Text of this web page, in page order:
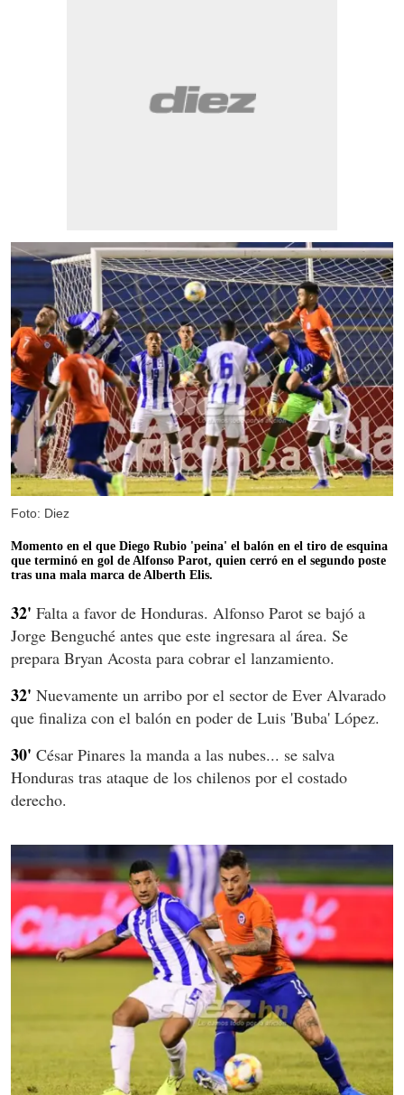
Foto: Diez
Momento en el que Diego Rubio 'peina' el balón en el tiro de esquina
que terminó en gol de Alfonso Parot, quien cerró en el segundo poste
tras una mala marca de Alberth Elis.
32' Falta a favor de Honduras. Alfonso Parot se bajó a
Jorge Benguché antes que este ingresara al área. Se
prepara Bryan Acosta para cobrar el lanzamiento.
32' Nuevamente un arribo por el sector de Ever Alvarado
que finaliza con el balón en poder de Luis 'Buba' López.
30' César Pinares la manda a las nubes... se salva
Honduras tras ataque de los chilenos por el costado
derecho.